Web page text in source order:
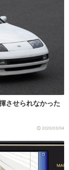
させられなかった
2020/03/04